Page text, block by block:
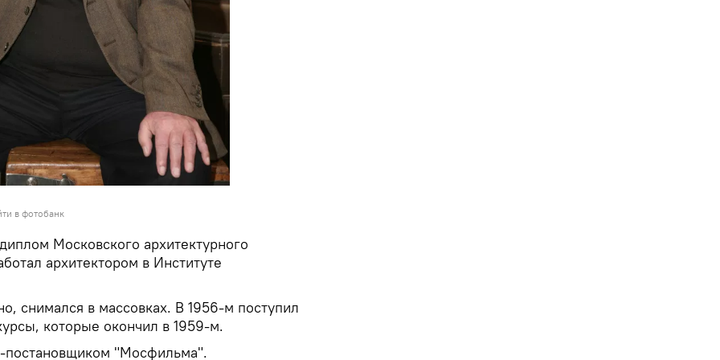
в фотобанк
Московского архитектурного
архитектором в Институте
снимался в массовках. В 1956-м поступил
которые окончил в 1959-м.
"Мосфильма".